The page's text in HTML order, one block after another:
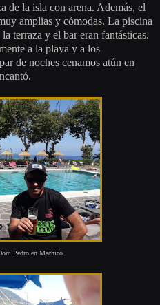
de la isla con arena. Además, el
amplias y cómodas. La piscina
terraza y el bar eran fantásticas.
a la playa y a los
de noches cenamos atún en
Pedro en Machico